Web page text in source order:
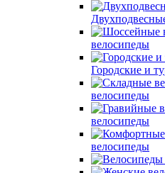
велосипеды
Городские и
велосипеды
велосипеды
велосипеды